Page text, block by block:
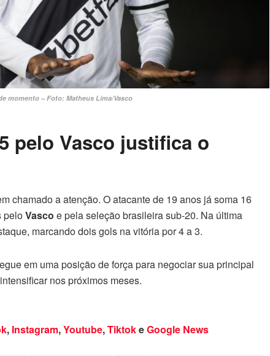
momento – Foto: Matheus Lima/Vasco
pelo Vasco justifica o
chamado a atenção. O atacante de 19 anos já soma 16
peloVasco e pela seleção brasileira sub-20. Na última
marcando dois gols na vitória por 4 a 3.
em uma posição de força para negociar sua principal
nos próximos meses.
, Instagram,Youtube,TiktokeGoogle News